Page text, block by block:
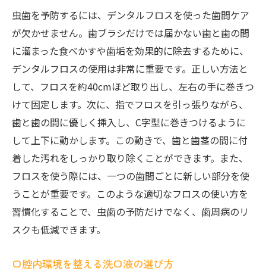
ストレスが引き起こす口腔内環境の変化
ストレス管理と虫歯予防を両立するライフ
スタイル
心身の健康が歯に与える影響についての研
究
抜歯を防ぐための初期治療の重要性とは何か
早期発見で虫歯の進行を食い止める方法
歯を守るための初期治療とは
虫歯の症状を見逃さないためのポイント
初期治療を受けるメリットとデメリット
削らない治療法がもたらす未来の歯の健康
ク
虫歯を予防するには、デンタルフロスを使った歯間ケア
が欠かせません。歯ブラシだけでは届かない歯と歯の間
に溜まった食べかすや歯垢を効果的に除去するために、
デンタルフロスの使用は非常に重要です。正しい方法と
して、フロスを約40cmほど取り出し、左右の手に巻きつ
けて固定します。次に、指でフロスを引っ張りながら、
歯と歯の間に優しく挿入し、C字型に巻きつけるように
して上下に動かします。この動きで、歯と歯茎の間に付
着した汚れをしっかり取り除くことができます。また、
フロスを使う際には、一つの歯間ごとに新しい部分を使
うことが重要です。このような適切なフロスの使い方を
習慣化することで、虫歯の予防だけでなく、歯周病のリ
スクも低減できます。
口腔内環境を整える洗口液の選び方